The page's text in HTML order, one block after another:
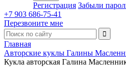
Регистрация Забыли
+7 903 686-75-41
Перезвоните мне
Главная
Авторские куклы Галины
Кукла авторская Галина